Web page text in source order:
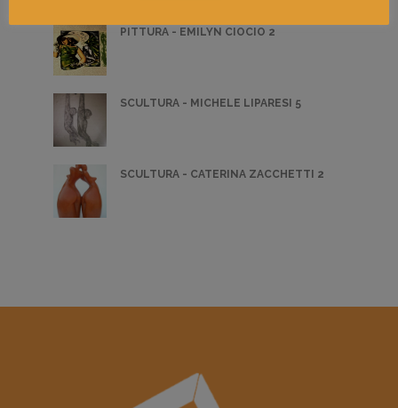
PITTURA - EMILYN CIOCIO 2
SCULTURA - MICHELE LIPARESI 5
SCULTURA - CATERINA ZACCHETTI 2